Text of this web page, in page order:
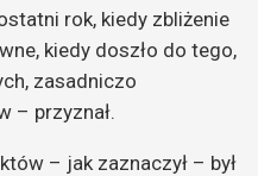
rok, kiedy zbliżenie
kiedy doszło do tego,
zasadniczo
– przyznał.
– jak zaznaczył – był